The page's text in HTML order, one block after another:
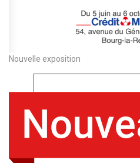
Nouvelle exposition